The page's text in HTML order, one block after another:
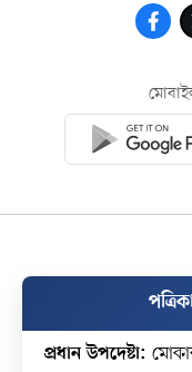
প্রধান উপদেষ্টা: